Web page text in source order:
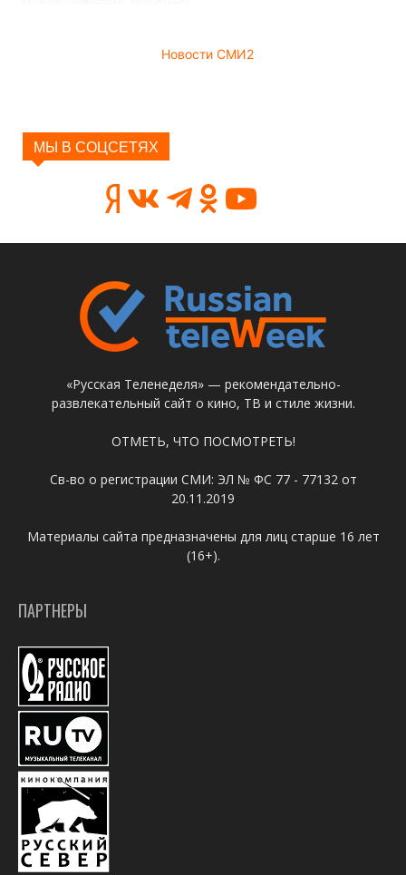
Новости СМИ2
МЫ В СОЦСЕТЯХ
«Русская Теленеделя» — рекомендательно-
развлекательный сайт о кино, ТВ и стиле жизни.
ОТМЕТЬ, ЧТО ПОСМОТРЕТЬ!
Св-во о регистрации СМИ: ЭЛ № ФС 77 - 77132 от
20.11.2019
Материалы сайта предназначены для лиц старше 16 лет
(16+).
ПАРТНЕРЫ